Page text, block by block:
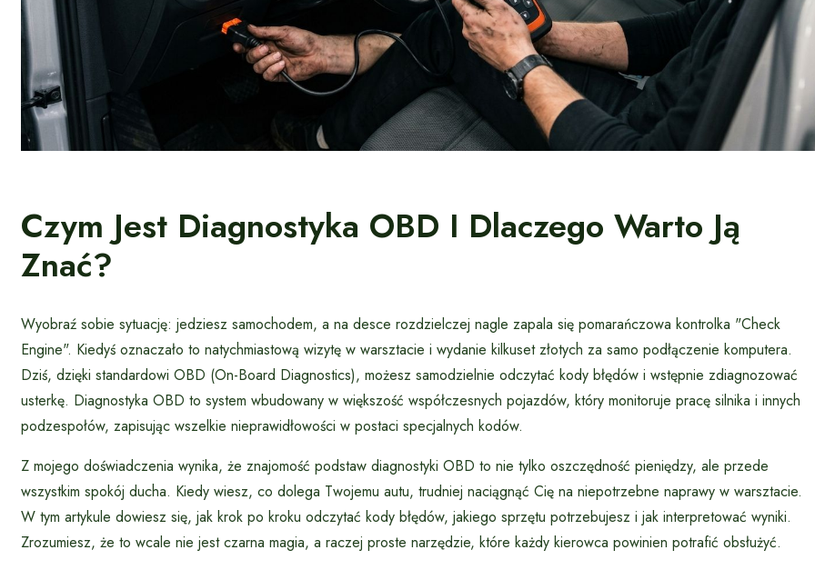
Czym Jest Diagnostyka OBD I Dlaczego Warto Ją
Znać?
Wyobraź sobie sytuację: jedziesz samochodem, a na desce rozdzielczej nagle zapala się pomarańczowa kontrolka "Check
Engine". Kiedyś oznaczało to natychmiastową wizytę w warsztacie i wydanie kilkuset złotych za samo podłączenie komputera.
Dziś, dzięki standardowi OBD (On-Board Diagnostics), możesz samodzielnie odczytać kody błędów i wstępnie zdiagnozować
usterkę. Diagnostyka OBD to system wbudowany w większość współczesnych pojazdów, który monitoruje pracę silnika i innych
podzespołów, zapisując wszelkie nieprawidłowości w postaci specjalnych kodów.
Z mojego doświadczenia wynika, że znajomość podstaw diagnostyki OBD to nie tylko oszczędność pieniędzy, ale przede
wszystkim spokój ducha. Kiedy wiesz, co dolega Twojemu autu, trudniej naciągnąć Cię na niepotrzebne naprawy w warsztacie.
W tym artykule dowiesz się, jak krok po kroku odczytać kody błędów, jakiego sprzętu potrzebujesz i jak interpretować wyniki.
Zrozumiesz, że to wcale nie jest czarna magia, a raczej proste narzędzie, które każdy kierowca powinien potrafić obsłużyć.